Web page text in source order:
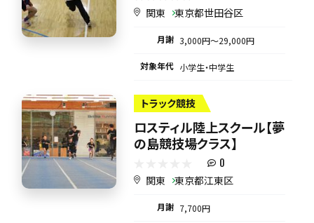
関東 東京都世田谷区
月謝 3,000円〜29,000円
対象年代 小学生・中学生
トラック競技
ロスティル陸上スクール【夢
の島競技場クラス】
0
関東 東京都江東区
月謝 7,700円